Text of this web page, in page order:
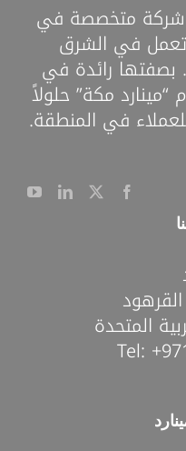
شركة متخصصة في
تعمل في الشرق
رائدة في
“مينارد مكة” حلولاً
في المنطقة.
المتحدة
Tel: